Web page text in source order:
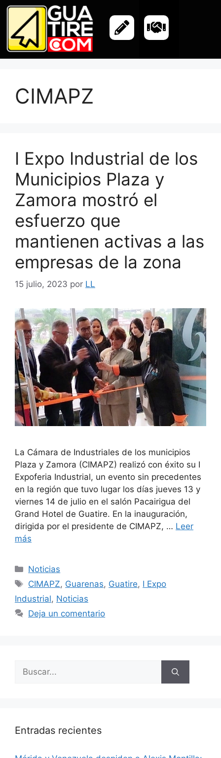
CIMAPZ
I Expo Industrial de los
Municipios Plaza y
Zamora mostró el
esfuerzo que
mantienen activas a las
empresas de la zona
15 julio, 2023 por LL
La Cámara de Industriales de los municipios
Plaza y Zamora (CIMAPZ) realizó con éxito su I
Expoferia Industrial, un evento sin precedentes
en la región que tuvo lugar los días jueves 13 y
viernes 14 de julio en el salón Pacairigua del
Grand Hotel de Guatire. En la inauguración,
dirigida por el presidente de CIMAPZ, … Leer
más
Noticias
CIMAPZ, Guarenas, Guatire, I Expo
Industrial, Noticias
Deja un comentario
Entradas recientes